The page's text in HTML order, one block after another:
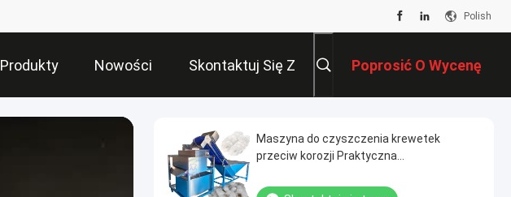
Polish
Produkty Nowości Skontaktuj Się Z
Nami
Poprosić O Wycenę
Maszyna do czyszczenia krewetek
przeciw korozji Praktyczna